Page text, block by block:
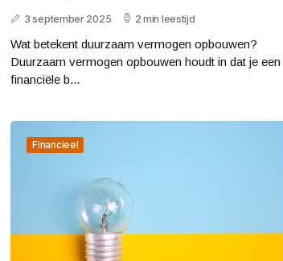
3 september 2025 2 min leestijd
Wat betekent duurzaam vermogen opbouwen?
Duurzaam vermogen opbouwen houdt in dat je een
financiële b...
Financieel